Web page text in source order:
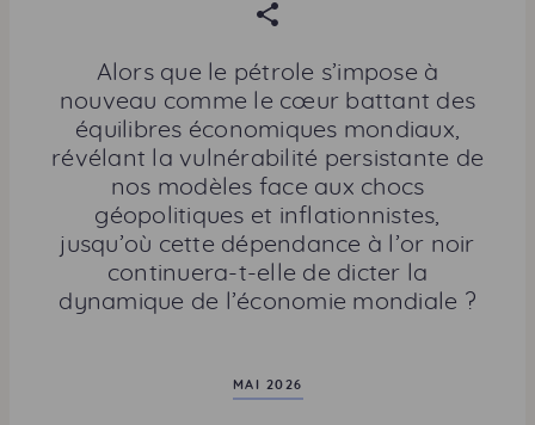
r
t
a
g
e
r
c
e
t
p
Alors que le pétrole s’impose à
nouveau comme le cœur battant des
équilibres économiques mondiaux,
révélant la vulnérabilité persistante de
nos modèles face aux chocs
géopolitiques et inflationnistes,
jusqu’où cette dépendance à l’or noir
continuera-t-elle de dicter la
dynamique de l’économie mondiale ?
MAI 2026